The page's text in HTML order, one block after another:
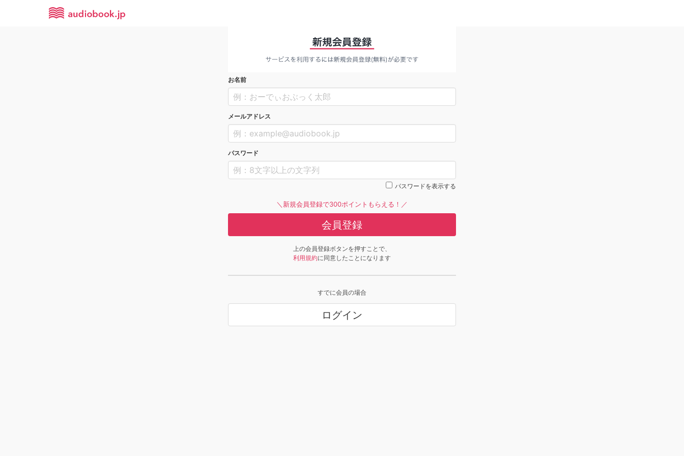
お名前
メールアドレス
パスワード
パスワードを表示する
＼新規会員登録で300ポイントもらえる！／
会員登録
上の会員登録ボタンを押すことで、
利用規約に同意したことになります
すでに会員の場合
ログイン